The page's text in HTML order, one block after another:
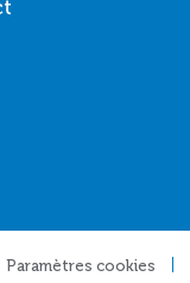
Paramètres cookies